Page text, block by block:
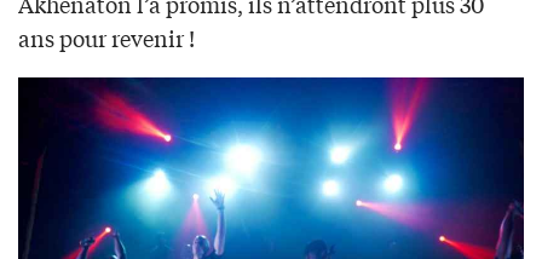
ans pour revenir !